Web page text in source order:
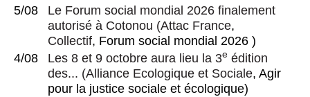
5/08
Le Forum social mondial 2026 finalement
autorisé à Cotonou (Attac France,
Collectif, Forum social mondial 2026 )
4/08
Les 8 et 9 octobre aura lieu la 3e édition
des... (Alliance Ecologique et Sociale, Agir
pour la justice sociale et écologique)